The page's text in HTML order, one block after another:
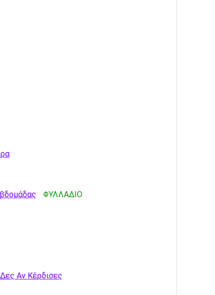
ΦΥΛΛΑΔΙΟ
Αν Κέρδισες